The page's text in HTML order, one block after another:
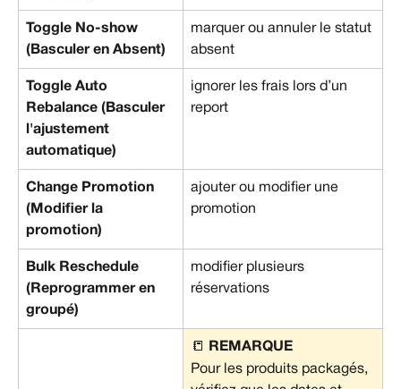
Toggle No-show
(Basculer en Absent)
marquer ou annuler le statut
absent
Toggle Auto
Rebalance (Basculer
l'ajustement
automatique)
ignorer les frais lors d’un
report
Change Promotion
(Modifier la
promotion)
ajouter ou modifier une
promotion
Bulk Reschedule
(Reprogrammer en
groupé)
modifier plusieurs
réservations
📒
REMARQUE
Pour les produits packagés,